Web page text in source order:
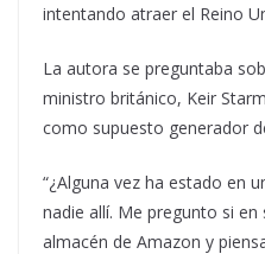
intentando atraer el Reino
La autora se preguntaba
ministro británico, Keir
como supuesto generador
“¿Alguna vez ha estado en
nadie allí. Me pregunto si
almacén de Amazon y